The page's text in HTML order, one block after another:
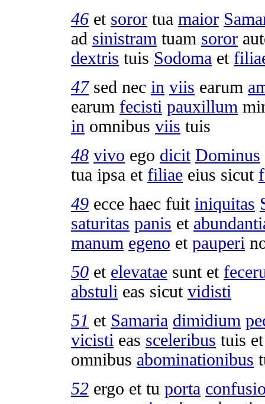
46 et soror tua maior
ad sinistram tuam soror
dextris tuis Sodoma et
47sed nec in viis earum
earum fecisti pauxillum
in omnibus viis tuis
48 vivo ego dicit Dominus
tua ipsa et filiae eius sicut
49 ecce haec fuit iniquitas
saturitas panis et
manum egeno et pauperi
50 et elevatae sunt et
abstuli eas sicut vidisti
51 et Samaria dimidium
vicisti eas sceleribus tuis
omnibus abominationibus
52 ergo et tu porta